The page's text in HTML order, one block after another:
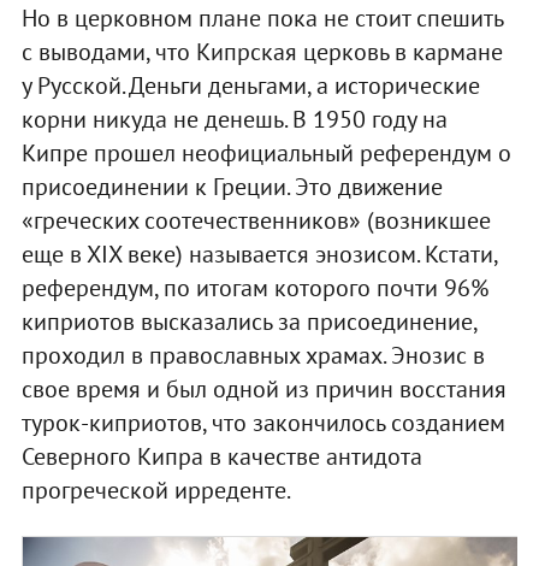
Но в церковном плане пока не стоит спешить
с выводами, что Кипрская церковь в кармане
у Русской. Деньги деньгами, а исторические
корни никуда не денешь. В 1950 году на
Кипре прошел неофициальный референдум о
присоединении к Греции. Это движение
«греческих соотечественников» (возникшее
еще в ХІХ веке) называется энозисом. Кстати,
референдум, по итогам которого почти 96%
киприотов высказались за присоединение,
проходил в православных храмах. Энозис в
свое время и был одной из причин восстания
турок-киприотов, что закончилось созданием
Северного Кипра в качестве антидота
прогреческой ирреденте.